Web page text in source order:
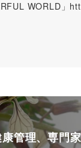
WORLD」
管理、専門家